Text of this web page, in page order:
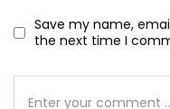
Save my name,
the next time I